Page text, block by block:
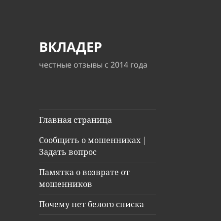
ВКЛАДЕР
честные отзывы с 2014 года
Главная страница
Сообщить о мошенниках |
Задать вопрос
Памятка о возврате от
мошенников
Почему нет белого списка